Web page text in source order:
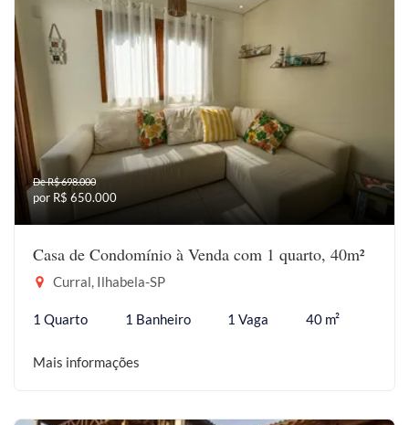
De R$ 698.000
por R$ 650.000
Casa de Condomínio à Venda com 1 quarto, 40m²
Curral, Ilhabela-SP
1 Quarto 1 Banheiro 1 Vaga 40 m²
Mais informações